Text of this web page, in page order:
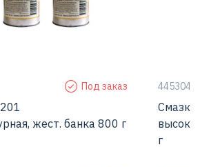
Под заказ
жест. банка 800 г
г